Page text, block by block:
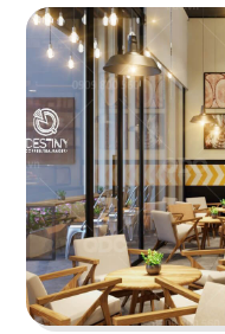
19
T COFFEE
Cafe